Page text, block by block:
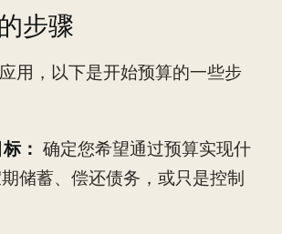
步骤
用，以下是开始预算的一些步
： 确定您希望通过预算实现什
储蓄、偿还债务，或只是控制